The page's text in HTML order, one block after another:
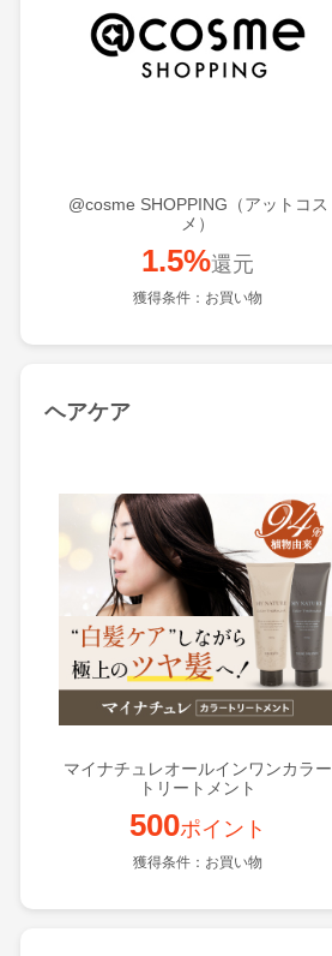
@cosme SHOPPING（アットコス
メ）
1.5%還元
獲得条件：お買い物
ヘアケア
マイナチュレオールインワンカラー
トリートメント
500ポイント
獲得条件：お買い物